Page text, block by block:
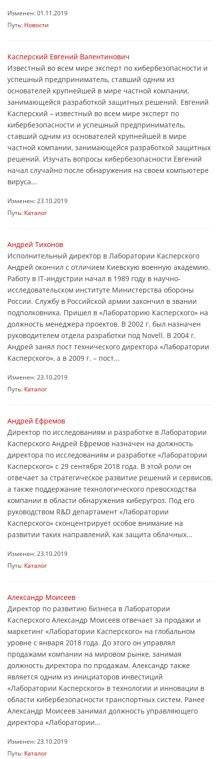
Изменен: 01.11.2019
Путь: Новости
Касперский Евгений Валентинович
Известный во всем мире эксперт по кибербезопасности и
успешный предприниматель, ставший одним из
основателей крупнейшей в мире частной компании,
занимающейся разработкой защитных решений. Евгений
Касперский – известный во всем мире эксперт по
кибербезопасности и успешный предприниматель,
ставший одним из основателей крупнейшей в мире
частной компании, занимающейся разработкой защитных
решений. Изучать вопросы кибербезопасности Евгений
начал случайно после обнаружения на своем компьютере
вируса...
Изменен: 23.10.2019
Путь: Каталог
Андрей Тихонов
Исполнительный директор в Лаборатории Касперского
Андрей окончил с отличием Киевскую военную академию.
Работу в IT-индустрии начал в 1989 году в научно-
исследовательском институте Министерства обороны
России. Службу в Российской армии закончил в звании
подполковника. Пришел в «Лабораторию Касперского» на
должность менеджера проектов. В 2002 г. был назначен
руководителем отдела разработки под Novell. В 2004 г.
Андрей занял пост технического директора «Лаборатории
Касперского», а в 2009 г. – пост...
Изменен: 23.10.2019
Путь: Каталог
Андрей Ефремов
Директор по исследованиям и разработке в Лаборатории
Касперского Андрей Ефремов назначен на должность
директора по исследованиям и разработке «Лаборатории
Касперского» с 29 сентября 2018 года. В этой роли он
отвечает за стратегическое развитие решений и сервисов,
а также поддержание технологического превосходства
компании в области обнаружения киберугроз. Под его
руководством R&D департамент «Лаборатории
Касперского» сконцентрирует особое внимание на
развитии таких направлений, как защита облачных...
Изменен: 23.10.2019
Путь: Каталог
Александр Моисеев
Директор по развитию бизнеса в Лаборатории
Касперского Александр Моисеев отвечает за продажи и
маркетинг «Лаборатории Касперского» на глобальном
уровне с января 2018 года. До этого он управлял
продажами компании на мировом рынке, занимая
должность директора по продажам. Александр также
является одним из инициаторов инвестиций
«Лаборатории Касперского» в технологии и инновации в
области кибербезопасности транспортных систем. Ранее
Александр Моисеев занимал должность управляющего
директора «Лаборатории...
Изменен: 23.10.2019
Путь: Каталог